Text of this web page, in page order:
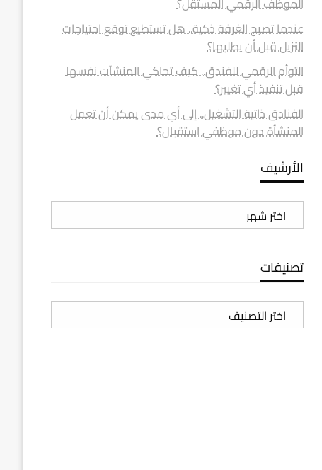
عندما تصبح الغرفة ذكية.. هل تستطيع توقع احتياجات
النزيل قبل أن يطلبها؟
التوأم الرقمي للفندق.. كيف تحاكي المنشآت نفسها
قبل تنفيذ أي تغيير؟
الفنادق ذاتية التشغيل.. إلى أي مدى يمكن أن تعمل
المنشأة دون موظفي استقبال؟
الأرشيف
الأرشيف
تصنيفات
تصنيفات